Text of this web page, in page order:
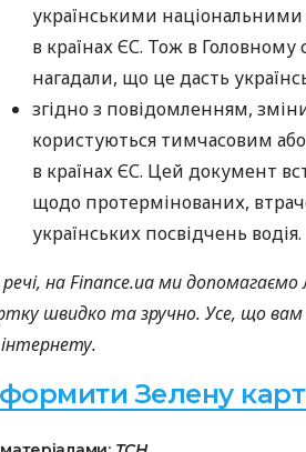
українськими
в країнах ЄС. Тож в
нагадали, що це дасть
згідно з повідомленням,
користуються тимчасовим
в країнах ЄС. Цей документ
щодо протермінованих,
українських посвідчень водія.
на Finance.ua ми
швидко та зручно. Усе, що
Зелену